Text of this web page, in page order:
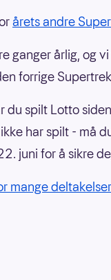
årets andre
ganger årlig, og
forrige
du spilt Lotto
har spilt - må
juni for å sikre
mange